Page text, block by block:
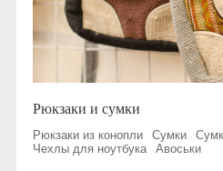
Рюкзаки и сумки
Рюкзаки из конопли Сумки
Чехлы для ноутбука
Авоськи